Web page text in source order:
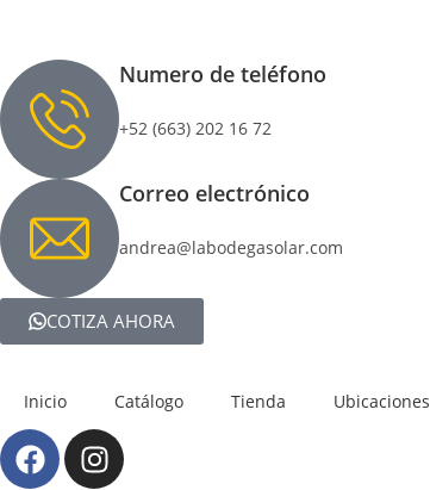
Numero de teléfono
+52 (663) 202 16 72
Correo electrónico
andrea@labodegasolar.com
COTIZA AHORA
Inicio Catálogo Tienda Ubicaciones